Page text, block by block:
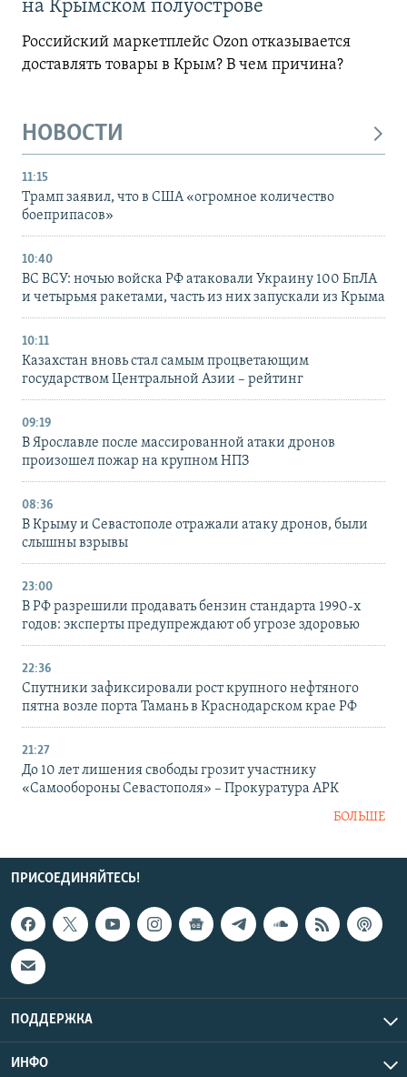
на Крымском полуострове
Российский маркетплейс Ozon отказывается
доставлять товары в Крым? В чем причина?
НОВОСТИ
11:15
Трамп заявил, что в США «огромное количество
боеприпасов»
10:40
ВС ВСУ: ночью войска РФ атаковали Украину 100 БпЛА
и четырьмя ракетами, часть из них запускали из Крыма
10:11
Казахстан вновь стал самым процветающим
государством Центральной Азии – рейтинг
09:19
В Ярославле после массированной атаки дронов
произошел пожар на крупном НПЗ
08:36
В Крыму и Севастополе отражали атаку дронов, были
слышны взрывы
23:00
В РФ разрешили продавать бензин стандарта 1990-х
годов: эксперты предупреждают об угрозе здоровью
22:36
Спутники зафиксировали рост крупного нефтяного
пятна возле порта Тамань в Краснодарском крае РФ
21:27
До 10 лет лишения свободы грозит участнику
«Самообороны Севастополя» – Прокуратура АРК
БОЛЬШЕ
ПРИСОЕДИНЯЙТЕСЬ!
ПОДДЕРЖКА
ИНФО